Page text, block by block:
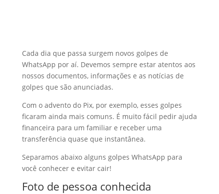
Cada dia que passa surgem novos golpes de
WhatsApp por aí. Devemos sempre estar atentos aos
nossos documentos, informações e as notícias de
golpes que são anunciadas.
Com o advento do Pix, por exemplo, esses golpes
ficaram ainda mais comuns. É muito fácil pedir ajuda
financeira para um familiar e receber uma
transferência quase que instantânea.
Separamos abaixo alguns golpes WhatsApp para
você conhecer e evitar cair!
Foto de pessoa conhecida